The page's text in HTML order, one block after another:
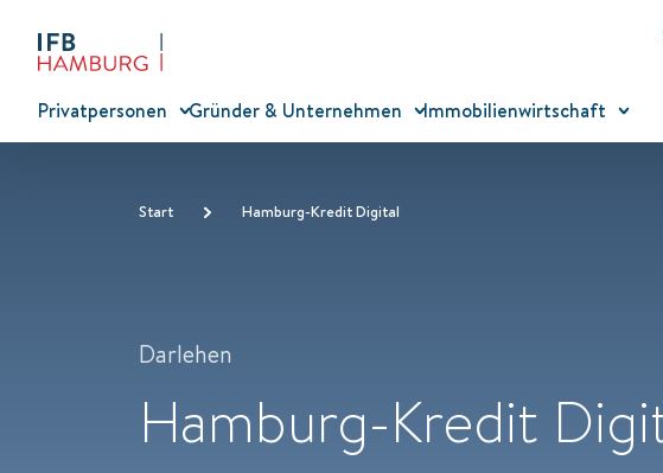
Privatpersonen Gründer & Unternehmen Immobilienwirtschaft
Start Hamburg-Kredit Digital
Darlehen
Hamburg-Kredit